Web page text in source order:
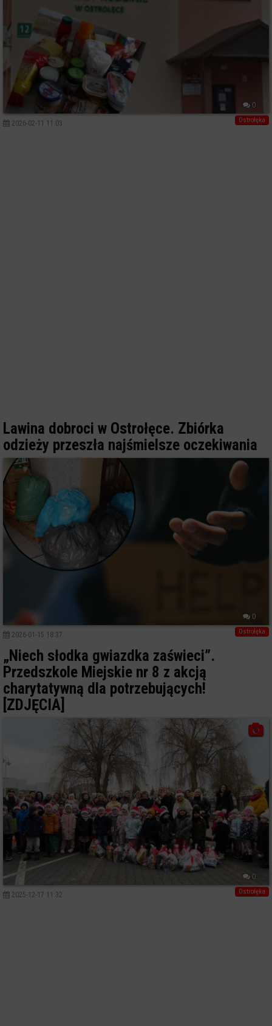
0
Ostrołęka
2026-02-11 11:03
Lawina dobroci w Ostrołęce. Zbiórka
odzieży przeszła najśmielsze oczekiwania
0
Ostrołęka
2026-01-15 18:37
„Niech słodka gwiazdka zaświeci”.
Przedszkole Miejskie nr 8 z akcją
charytatywną dla potrzebujących!
[ZDJĘCIA]
0
Ostrołęka
2025-12-17 11:32